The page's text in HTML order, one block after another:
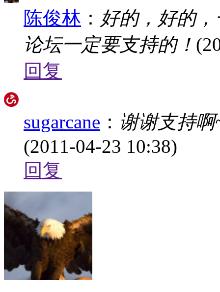
陈俊林 ： 好的，好的
论坛一定要支持的！
回复
sugarcane ： 谢谢支持
(2011-04-23 10:38)
回复